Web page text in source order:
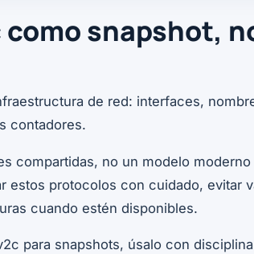
como snapshot,
de red: interfaces,
contadores.
compartidas, no un modelo
estos protocolos con cuidado, evitar
cuando estén disponibles.
para snapshots, úsalo con